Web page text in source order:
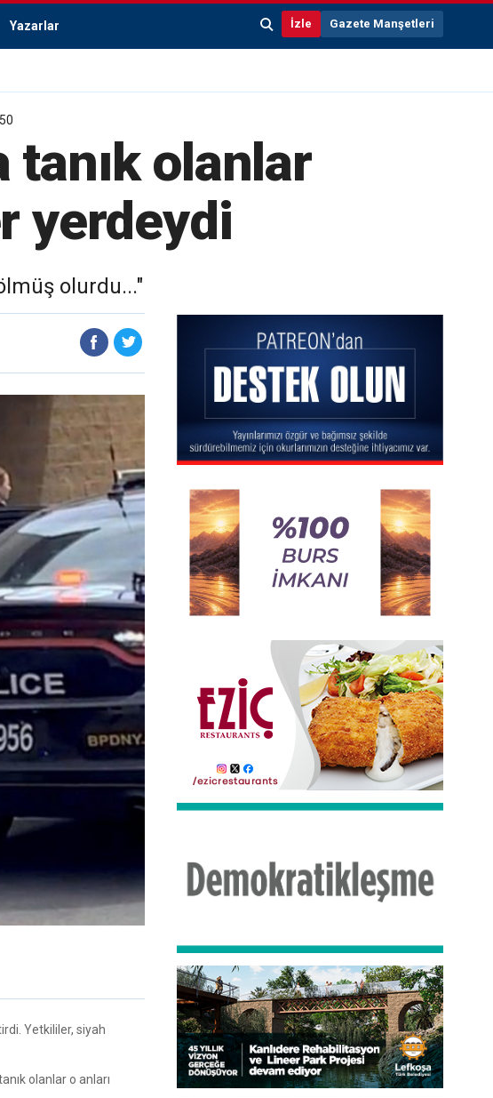
Yazarlar İzle Gazete Manşetleri
tanık olanlar
yerdeydi
olurdu..."
Yetkililer, siyah
olanlar o anları